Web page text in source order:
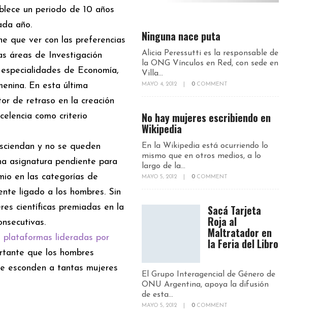
un periodo de 10 años
año.
que ver con las preferencias
áreas de Investigación
de Economía,
En esta última
de retraso en la creación
como criterio
y no se queden
asignatura pendiente para
en las categorías de
ligado a los hombres. Sin
científicas premiadas en la
plataformas lideradas por
que los hombres
esconden a tantas mujeres
Ninguna nace puta
Alicia Peressutti es la responsable de
la ONG Vínculos en Red, con sede en
Villa...
MAYO 4, 2012 0 COMMENT
No hay mujeres escribiendo en
Wikipedia
En la Wikipedia está ocurriendo lo
mismo que en otros medios, a lo
largo de la...
MAYO 5, 2012 0 COMMENT
Sacá Tarjeta
Roja al
Maltratador en
la Feria del Libro
El Grupo Interagencial de Género de
ONU Argentina, apoya la difusión
de esta...
MAYO 5, 2012 0 COMMENT